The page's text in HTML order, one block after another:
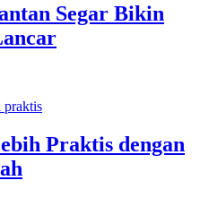
Segar Bikin
Praktis dengan